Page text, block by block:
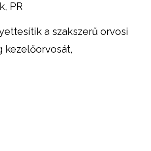
PR
a szakszerű orvosi
kezelőorvosát,